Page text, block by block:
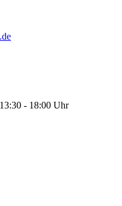
- 18:00 Uhr